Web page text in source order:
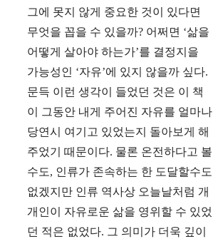
그에 못지 않게 중요한 것이 있다면
무엇을 꼽을 수 있을까? 어쩌면 ‘삶을
어떻게 살아야 하는가’를 결정지을
가능성인 ‘자유’에 있지 않을까 싶다.
문득 이런 생각이 들었던 것은 이 책
이 그동안 내게 주어진 자유를 얼마나
당연시 여기고 있었는지 돌아보게 해
주었기 때문이다. 물론 온전하다고 볼
수도, 인류가 존속하는 한 도달할수도
없겠지만 인류 역사상 오늘날처럼 개
개인이 자유로운 삶을 영위할 수 있었
던 적은 없었다. 그 의미가 더욱 깊이